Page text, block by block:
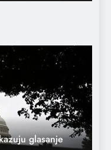
glasanje